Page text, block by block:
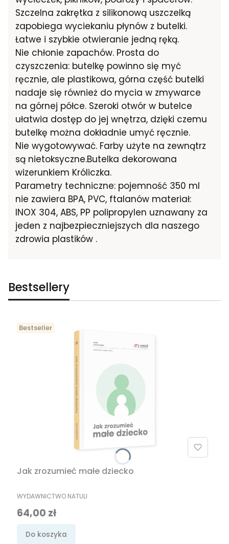
Szczelna zakrętka z silikonową uszczelką
zapobiega wyciekaniu płynów z butelki.
Łatwe i szybkie otwieranie jedną ręką.
Nie chłonie zapachów. Prosta do
czyszczenia: butelkę powinno się myć
ręcznie, ale plastikowa, górna część butelki
nadaje się również do mycia w zmywarce
na górnej półce. Szeroki otwór w butelce
ułatwia dostęp do jej wnętrza, dzięki czemu
butelkę można dokładnie umyć ręcznie.
Nie wygotowywać. Farby użyte na zewnątrz
są nietoksyczne.Butelka dekorowana
wizerunkiem Króliczka.
Parametry techniczne: pojemność 350 ml
nie zawiera BPA, PVC, ftalanów materiał:
INOX 304, ABS, PP polipropylen uznawany za
jeden z najbezpieczniejszych dla naszego
zdrowia plastików .
Bestsellery
Bestseller
Jak zrozumieć małe dziecko
PRODUCENT
WYDAWNICTWO NATULI
Cena
64,00 zł
Do koszyka